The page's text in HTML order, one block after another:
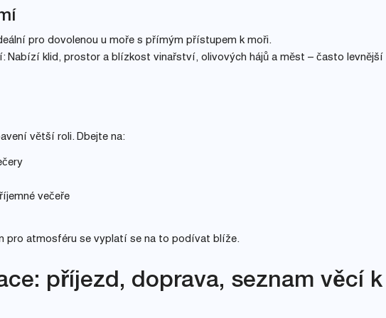
pro dovolenou u moře s přímým přístupem k moři.
Nabízí klid, prostor a blízkost vinařství, olivových hájů a měst – často levnější
větší roli. Dbejte na:
večeře
pro atmosféru se vyplatí se na to podívat blíže.
příjezd, doprava, seznam věcí k